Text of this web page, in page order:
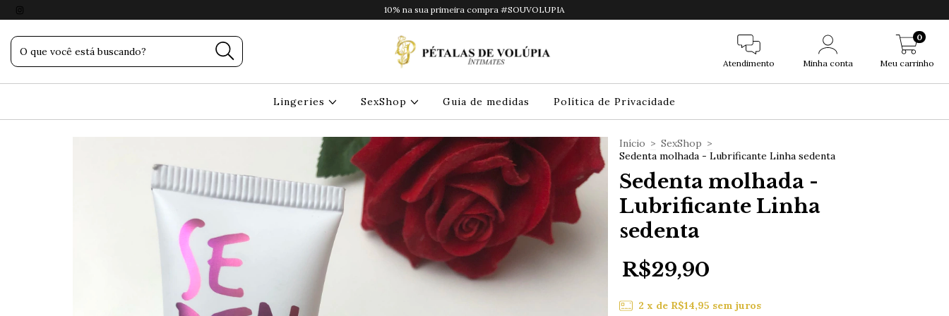
10% na sua primeira compra #SOUVOLUPIA
Atendimento Minha conta Meu carrinho
0
Lingeries SexShop Guia de medidas Política de Privacidade
Início > SexShop >
Sedenta molhada - Lubrificante Linha sedenta
Sedenta molhada -
Lubrificante Linha
sedenta
R$29,90
2 x de R$14,95 sem juros